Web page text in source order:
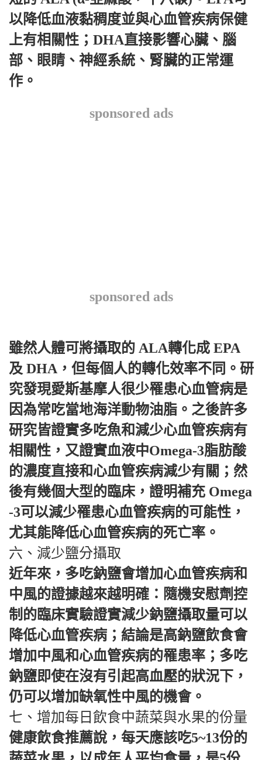
以降低血液黏稠度並與心血管疾病保健
上有相關性；DHA直接影響心臟、腦
部、眼睛、神經系統、腎臟的正常運
作。
sponsored ads
sponsored ads
雖然人體可將攝取的 ALA轉化成 EPA
及 DHA，但每個人的轉化效率不同。研
究發現愛斯基摩人很少罹患心血管病是
因為常吃當地海洋動物油脂。之後許多
研究皆證實多吃魚和減少心血管疾病有
相關性，又證實血液中Omega-3脂肪酸
的濃度直接和心血管疾病減少有關；然
後有幾個大型的臨床，證明補充 Omega
-3可以減少罹患心血管疾病的可能性，
尤其能降低心血管疾病的死亡率。
六、減少鹽分攝取
近年來，多吃鈉鹽會增加心血管疾病和
中風的證據越來越明確：隨機安慰劑控
制的臨床實驗證實減少鈉鹽攝取量可以
降低心血管疾病；結論是高鈉鹽飲食會
增加中風和心血管疾病的罹患率；多吃
鈉鹽即使在沒有引起高血壓的狀況下，
仍可以增加缺氧性中風的機會。
七、增加每日飲食中蔬菜與水果的份量
健康飲食推薦說，每天應該吃5~13份的